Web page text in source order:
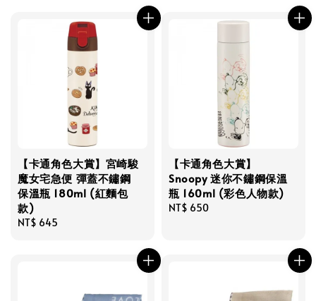
【卡通角色大賞】宮崎駿
魔女宅急便 彈蓋不鏽鋼
保溫瓶 180ml (紅麵包
款)
Regular
NT$ 645
【卡通角色大賞】
Snoopy 迷你不鏽鋼保溫
瓶 160ml (彩色人物款)
Regular
NT$ 650